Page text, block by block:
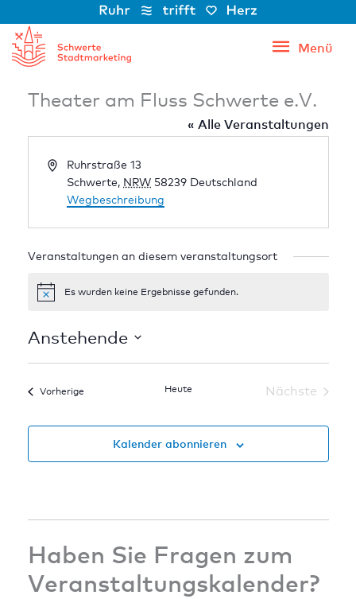
Inhalt
springen
Menü
Menü
Theater am Fluss Schwerte e.V.
« Alle Veranstaltungen
AdresseRuhrstraße 13
Schwerte, NRW 58239 Deutschland
Wegbeschreibung
Veranstaltungen an diesem veranstaltungsort
HinweisEs wurden keine Ergebnisse gefunden.
Anstehende
Datum
VorherigeVeranstaltungen Heute
Nächste
Kalender abonnieren
Haben Sie Fragen zum
Veranstaltungskalender?